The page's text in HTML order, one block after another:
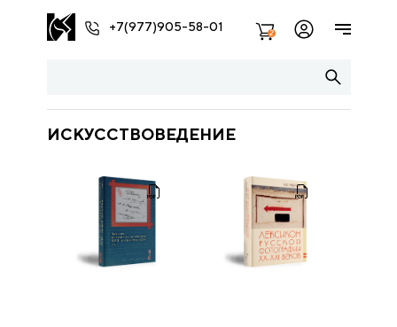
+7(977)905-58-01 2
ИСКУССТВОВЕДЕНИЕ